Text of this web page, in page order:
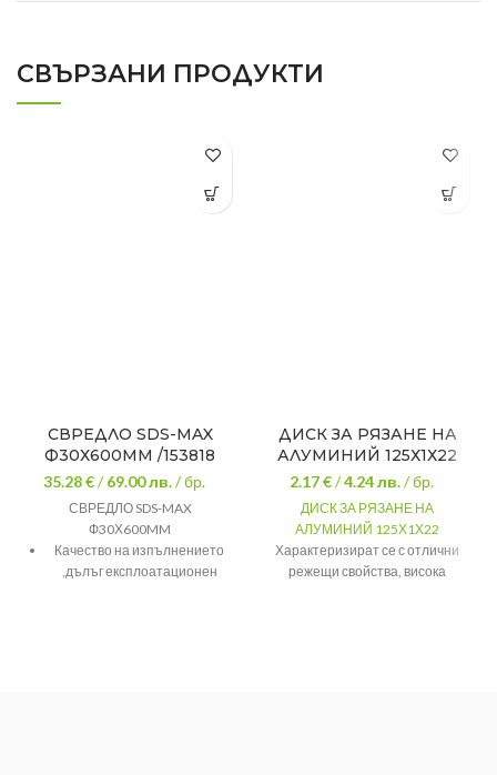
СВЪРЗАНИ ПРОДУКТИ
СВРЕДЛО SDS-MAX
Ф30Х600MM /153818
35.28 €/69.00лв./ бр.
СВРЕДЛО SDS-MAX
Ф30Х600MM
Качество на изпълнението
,дълъг експлоатационен
ДИСК ЗА РЯЗАНЕ НА
АЛУМИНИЙ 125Х1Х22
2.17 €/4.24лв./ бр.
ДИСК ЗА РЯЗАНЕ НА
АЛУМИНИЙ 125Х1Х22
Характеризират се с отлични
режещи свойства, висока